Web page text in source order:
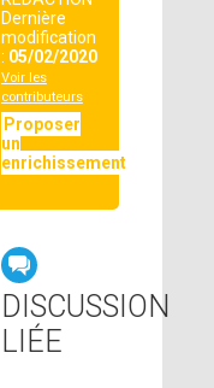
Dernière
modification
: 05/02/2020
Voir les
contributeurs
Proposer
un
enrichissement
DISCUSSION
LIÉE